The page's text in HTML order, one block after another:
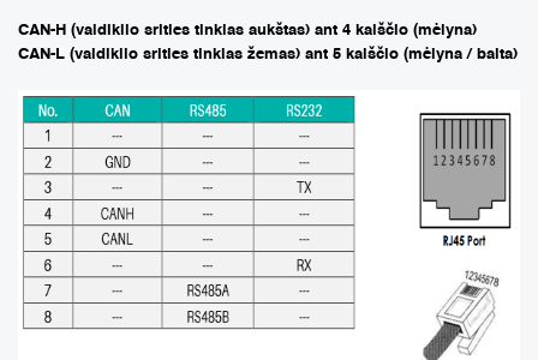
CAN-H (valdiklio srities tinklas aukštas) ant 4 kaiščio (mėlyna)
CAN-L (valdiklio srities tinklas žemas) ant 5 kaiščio (mėlyna / balta)